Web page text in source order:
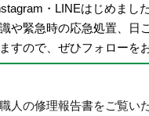
・LINEはじめまし
や緊急時の応急処置、日
すので、ぜひフォローを
人の修理報告書をご覧い